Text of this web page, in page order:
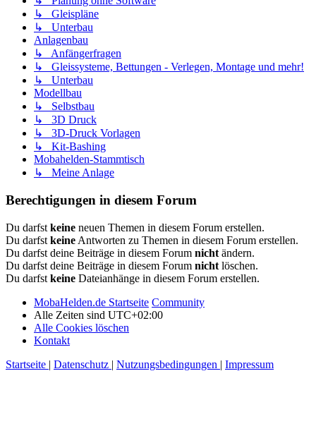
↳ Gleispläne
↳ Unterbau
Anlagenbau
↳ Anfängerfragen
↳ Gleissysteme, Bettungen - Verlegen, Montage und mehr!
↳ Unterbau
Modellbau
↳ Selbstbau
↳ 3D Druck
↳ 3D-Druck Vorlagen
↳ Kit-Bashing
Mobahelden-Stammtisch
↳ Meine Anlage
Berechtigungen in diesem Forum
Du darfst keine neuen Themen in diesem Forum erstellen.
Du darfst keine Antworten zu Themen in diesem Forum erstellen.
Du darfst deine Beiträge in diesem Forum nicht ändern.
Du darfst deine Beiträge in diesem Forum nicht löschen.
Du darfst keine Dateianhänge in diesem Forum erstellen.
MobaHelden.de Startseite Community
Alle Zeiten sind UTC+02:00
Alle Cookies löschen
Kontakt
Startseite | Datenschutz | Nutzungsbedingungen | Impressum